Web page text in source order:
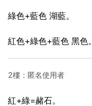
綠色+藍色 湖藍。
紅色+綠色+藍色 黑色。
2樓：匿名使用者
紅+綠=赭石。